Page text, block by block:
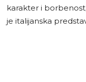
karakter i
je italijanska